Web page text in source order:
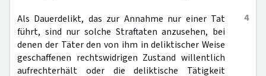
4
Als Dauerdelikt, das zur Annahme nur einer Tat
führt, sind nur solche Straftaten anzusehen, bei
denen der Täter den von ihm in deliktischer Weise
geschaffenen rechtswidrigen Zustand willentlich
aufrechterhält oder die deliktische Tätigkeit